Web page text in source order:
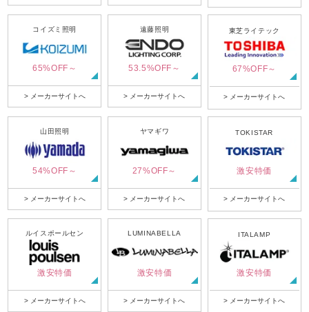
コイズミ照明
65%OFF～
> メーカーサイトへ
遠藤照明
53.5%OFF～
> メーカーサイトへ
東芝ライテック
67%OFF～
> メーカーサイトへ
山田照明
54%OFF～
> メーカーサイトへ
ヤマギワ
27%OFF～
> メーカーサイトへ
TOKISTAR
激安特価
> メーカーサイトへ
ルイスポールセン
激安特価
> メーカーサイトへ
LUMINABELLA
激安特価
> メーカーサイトへ
ITALAMP
激安特価
> メーカーサイトへ